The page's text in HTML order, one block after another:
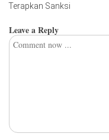
Terapkan Sanksi
Leave a Reply